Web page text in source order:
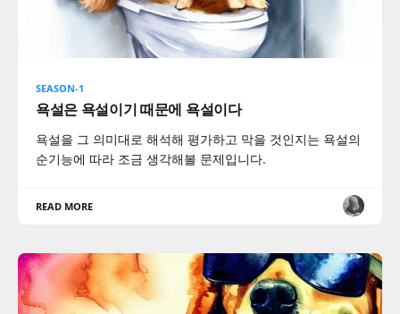
SEASON-1
욕설은 욕설이기 때문에 욕설이다
욕설을 그 의미대로 해석해 평가하고 막을 것인지는 욕설의
순기능에 따라 조금 생각해볼 문제입니다.
READ MORE